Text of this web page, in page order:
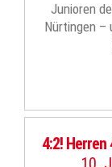
Junioren
Nürtingen –
4:2! Herren